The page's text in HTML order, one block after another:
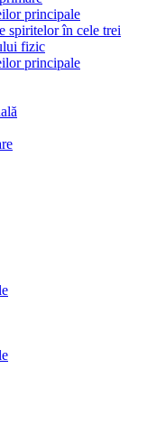
principale
spiritelor în cele trei
fizic
principale